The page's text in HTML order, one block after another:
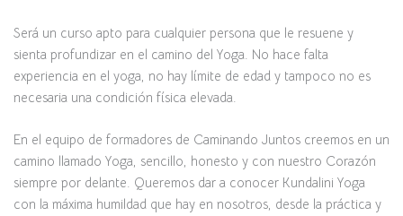
Será un curso apto para cualquier persona que le resuene y
sienta profundizar en el camino del Yoga. No hace falta
experiencia en el yoga, no hay límite de edad y tampoco no es
necesaria una condición física elevada.
En el equipo de formadores de Caminando Juntos creemos en un
camino llamado Yoga, sencillo, honesto y con nuestro Corazón
siempre por delante. Queremos dar a conocer Kundalini Yoga
con la máxima humildad que hay en nosotros, desde la práctica y